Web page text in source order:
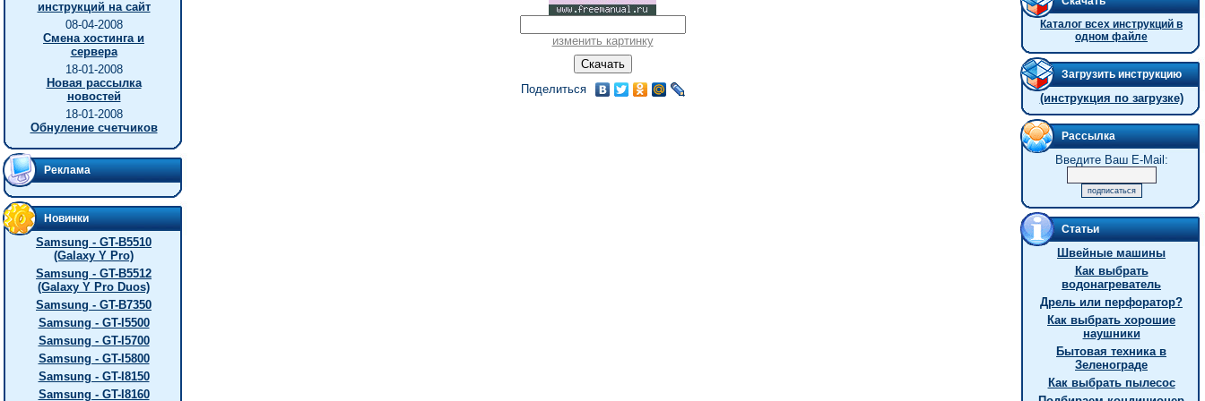
инструкций на сайт
08-04-2008
Смена хостинга и
сервера
18-01-2008
Новая рассылка
новостей
18-01-2008
Обнуление счетчиков
Реклама
Новинки
Samsung - GT-B5510
(Galaxy Y Pro)
Samsung - GT-B5512
(Galaxy Y Pro Duos)
Samsung - GT-B7350
Samsung - GT-I5500
Samsung - GT-I5700
Samsung - GT-I5800
Samsung - GT-I8150
Samsung - GT-I8160
изменить картинку
Поделиться
Каталог всех инструкций в
одном файле
Загрузить инструкцию
(инструкция по загрузке)
Рассылка
Введите Ваш E-Mail:
Статьи
Швейные машины
Как выбрать
водонагреватель
Дрель или перфоратор?
Как выбрать хорошие
наушники
Бытовая техника в
Зеленограде
Как выбрать пылесос